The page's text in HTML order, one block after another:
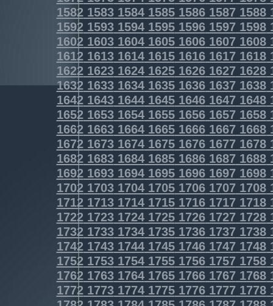
1582158315841585158615871588
1592159315941595159615971598
1602160316041605160616071608
1612161316141615161616171618
1622162316241625162616271628
1632163316341635163616371638
1642164316441645164616471648
1652165316541655165616571658
1662166316641665166616671668
1672167316741675167616771678
1682168316841685168616871688
1692169316941695169616971698
1702170317041705170617071708
1712171317141715171617171718
1722172317241725172617271728
1732173317341735173617371738
1742174317441745174617471748
1752175317541755175617571758
1762176317641765176617671768
1772177317741775177617771778